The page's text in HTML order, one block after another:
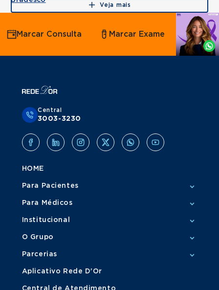
Veja mais
Agende
por
Whatsapp
Marcar Consulta Marcar Exame
Central
3003-3230
HOME
Para Pacientes
Para Médicos
Institucional
O Grupo
Parcerias
Aplicativo Rede D'Or
Central de Atendimento